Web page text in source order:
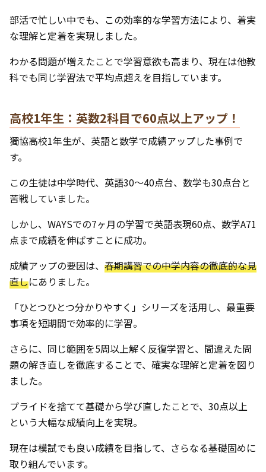
部活で忙しい中でも、この効率的な学習方法により、着実
な理解と定着を実現しました。
わかる問題が増えたことで学習意欲も高まり、現在は他教
科でも同じ学習法で平均点超えを目指しています。
高校1年生：英数2科目で60点以上アップ！
獨協高校1年生が、英語と数学で成績アップした事例で
す。
この生徒は中学時代、英語30～40点台、数学も30点台と
苦戦していました。
しかし、WAYSでの7ヶ月の学習で英語表現60点、数学A71
点まで成績を伸ばすことに成功。
成績アップの要因は、 春期講習での中学内容の徹底的な見
直しにありました。
「ひとつひとつ分かりやすく」シリーズを活用し、最重要
事項を短期間で効率的に学習。
さらに、同じ範囲を5周以上解く反復学習と、間違えた問
題の解き直しを徹底することで、確実な理解と定着を図り
ました。
プライドを捨てて基礎から学び直したことで、30点以上
という大幅な成績向上を実現。
現在は模試でも良い成績を目指して、さらなる基礎固めに
取り組んでいます。